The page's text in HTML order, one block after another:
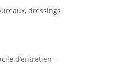
dressings
d’entretien –